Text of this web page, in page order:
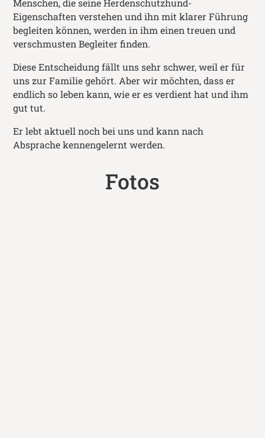
Menschen, die seine Herdenschutzhund-
Eigenschaften verstehen und ihn mit klarer Führung
begleiten können, werden in ihm einen treuen und
verschmusten Begleiter finden.
Diese Entscheidung fällt uns sehr schwer, weil er für
uns zur Familie gehört. Aber wir möchten, dass er
endlich so leben kann, wie er es verdient hat und ihm
gut tut.
Er lebt aktuell noch bei uns und kann nach
Absprache kennengelernt werden.
Fotos